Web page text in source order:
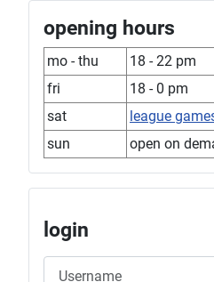
opening hours
mo - thu
18 - 22 pm
fri
18 - 0 pm
sat
league
sun
open on
login